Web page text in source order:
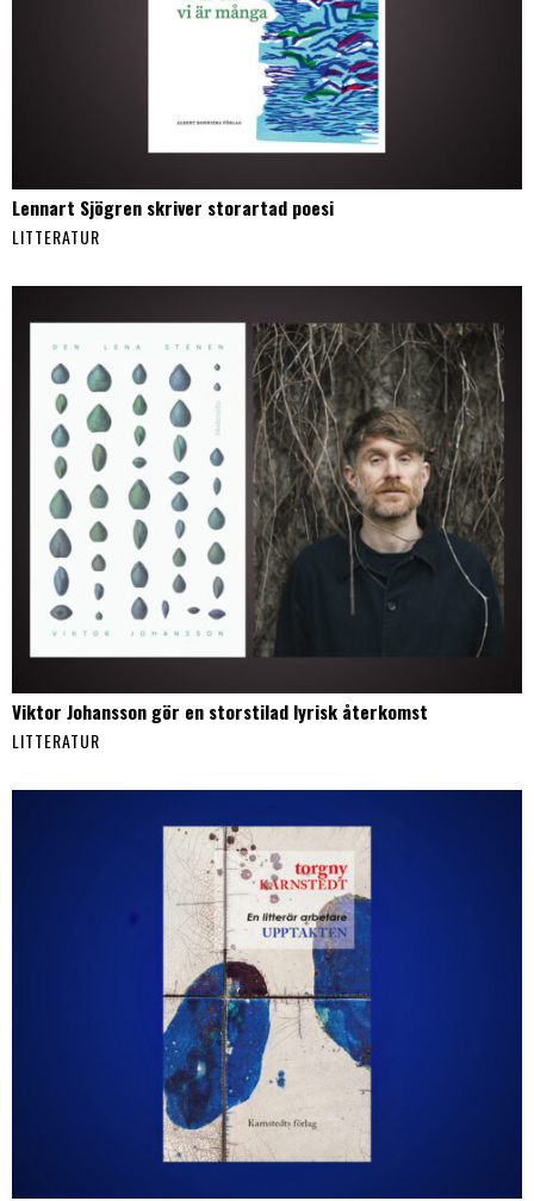
Lennart Sjögren skriver storartad poesi
LITTERATUR
Viktor Johansson gör en storstilad lyrisk återkomst
LITTERATUR